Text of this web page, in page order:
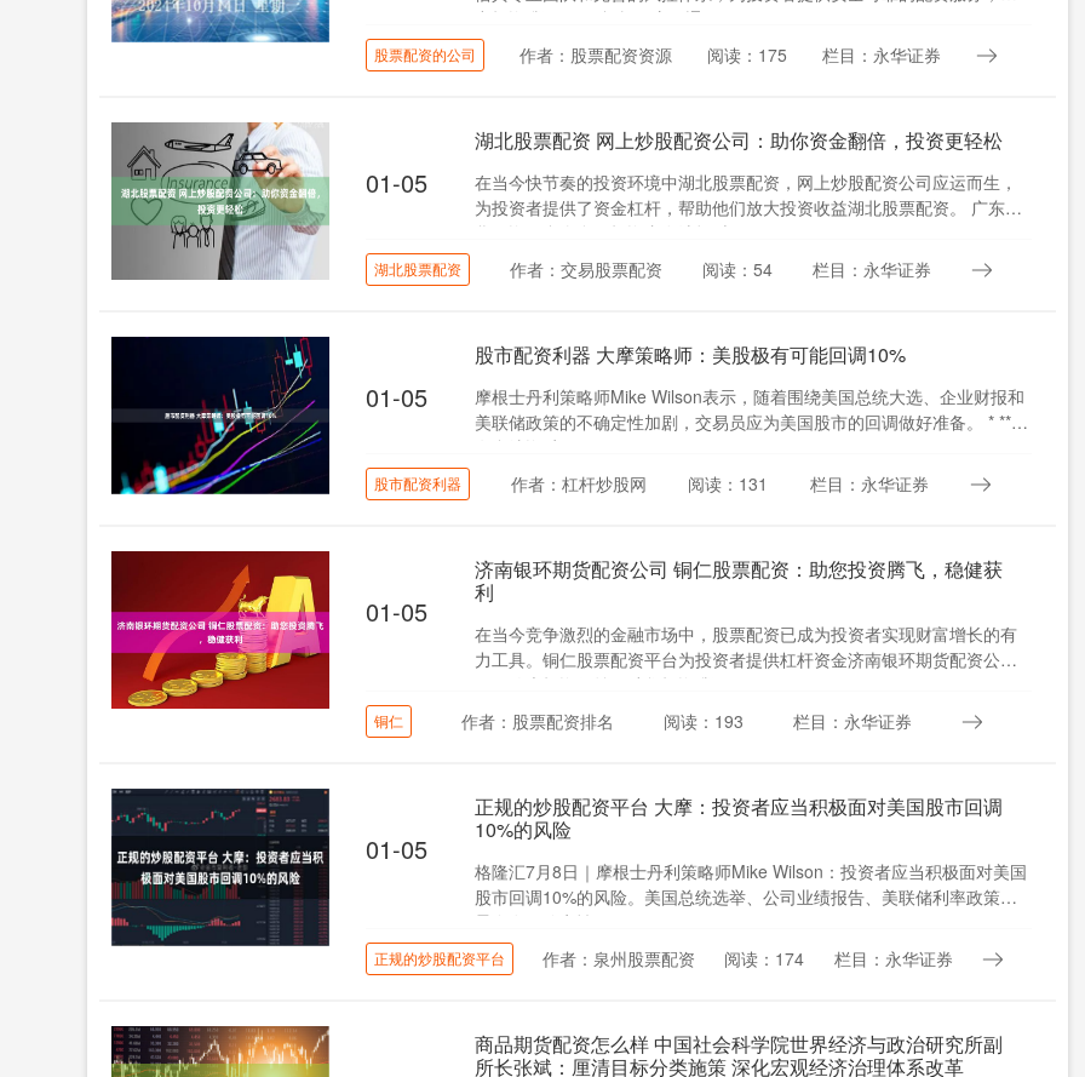
力投资腾飞。 1. 杠杆效应：通....
股票配资的公司 作者：股票配资资源 阅读：175 栏目：永华证券
01-05
湖北股票配资 网上炒股配资公司：助你资金翻倍，投资更轻松
在当今快节奏的投资环境中湖北股票配资，网上炒股配资公司应运而生，
为投资者提供了资金杠杆，帮助他们放大投资收益湖北股票配资。 广东期
货配资平台众多，投资者在选择时....
湖北股票配资 作者：交易股票配资 阅读：54 栏目：永华证券
01-05
股市配资利器 大摩策略师：美股极有可能回调10%
摩根士丹利策略师Mike Wilson表示，随着围绕美国总统大选、企业财报和
美联储政策的不确定性加剧，交易员应为美国股市的回调做好准备。 * **持
有合法资质：....
股市配资利器 作者：杠杆炒股网 阅读：131 栏目：永华证券
01-05
济南银环期货配资公司 铜仁股票配资：助您投资腾飞，稳健获
利
在当今竞争激烈的金融市场中，股票配资已成为投资者实现财富增长的有
力工具。铜仁股票配资平台为投资者提供杠杆资金济南银环期货配资公
司，放大投资收益，助您投资腾飞。 ....
铜仁 作者：股票配资排名 阅读：193 栏目：永华证券
01-05
正规的炒股配资平台 大摩：投资者应当积极面对美国股市回调
10%的风险
格隆汇7月8日｜摩根士丹利策略师Mike Wilson：投资者应当积极面对美国
股市回调10%的风险。美国总统选举、公司业绩报告、美联储利率政策前
景存在不确定性正....
正规的炒股配资平台 作者：泉州股票配资 阅读：174 栏目：永华证券
商品期货配资怎么样 中国社会科学院世界经济与政治研究所副
所长张斌：厘清目标分类施策 深化宏观经济治理体系改革